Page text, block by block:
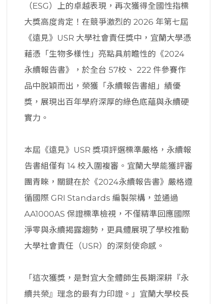
（ESG）上的卓越表現，再次獲得全國性指標
大獎高度肯定！在競爭激烈的 2026 年第七屆
《遠見》USR 大學社會責任獎中，宜蘭大學憑
藉憑「生物多樣性」亮點具前瞻性的《2024
永續報告書》，於全台 57校、 222 件參賽作
品中脫穎而出，榮獲「永續報告書組」績優
獎，展現出百年學府深厚的綠色底蘊與永續硬
實力。
本屆《遠見》USR 獎項評選標準嚴格，永續報
告書組僅有 14 校入圍複審。宜蘭大學能獲評審
團青睞，關鍵在於《2024永續報告書》嚴格遵
循國際 GRI Standards 編製架構，並通過
AA1000AS 保證標準檢視，不僅精準回應國際
淨零與永續揭露趨勢，更具體展現了學校推動
大學社會責任（USR）的深刻使命感。
「這次獲獎，是對宜大全體師生長期深耕『永
續共榮』理念的最有力印證。」宜蘭大學校長